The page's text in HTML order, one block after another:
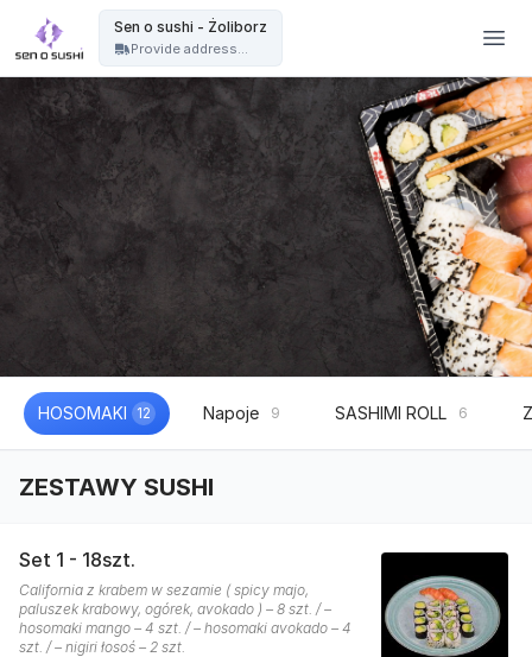
Sen o sushi - Żoliborz
Provide address...
HOSOMAKI 12 Napoje 9 SASHIMI ROLL 6
ZESTAWY SUSHI
Set 1 - 18szt.
California z krabem w sezamie ( spicy majo,
paluszek krabowy, ogórek, avokado ) – 8 szt. / –
hosomaki mango – 4 szt. / – hosomaki avokado – 4
szt. / – nigiri łosoś – 2 szt.